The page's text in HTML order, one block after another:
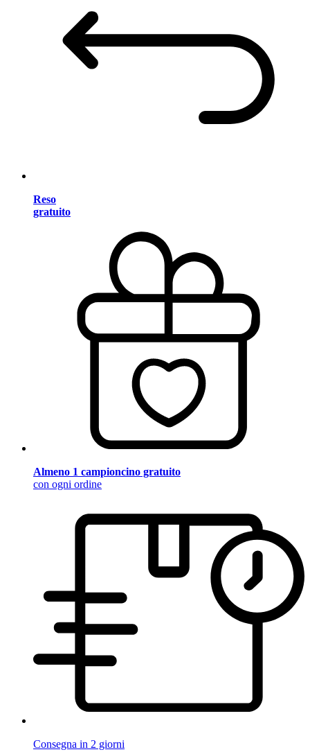
Reso
gratuito
Almeno 1 campioncino gratuito
con ogni ordine
Consegna in 2 giorni